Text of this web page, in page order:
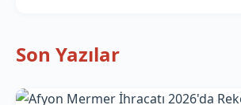
Son Yazılar